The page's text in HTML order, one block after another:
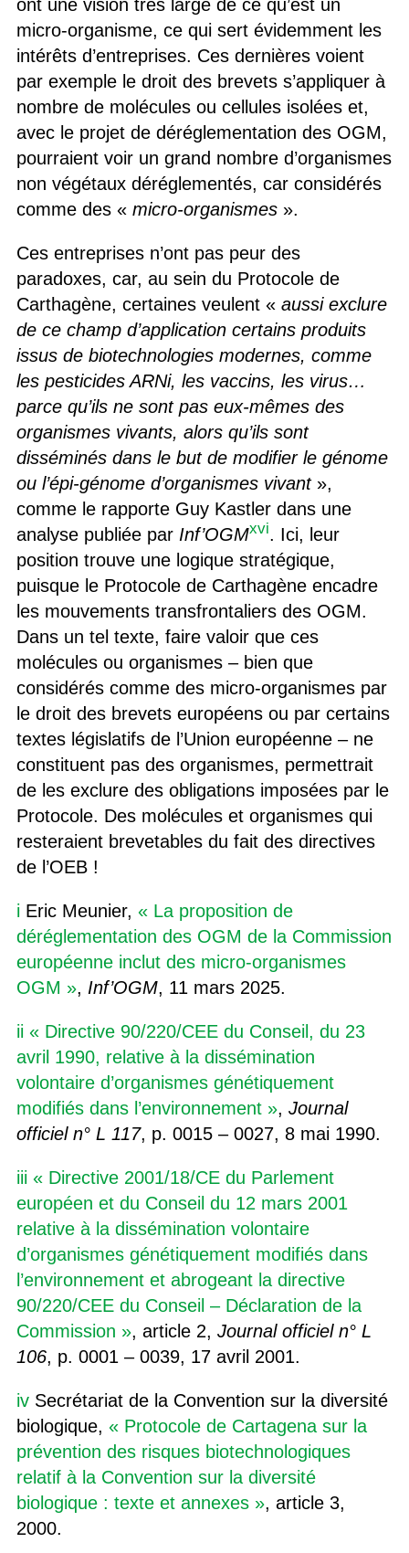
ont une vision très large de ce qu’est un
micro-organisme, ce qui sert évidemment les
intérêts d’entreprises. Ces dernières voient
par exemple le droit des brevets s’appliquer à
nombre de molécules ou cellules isolées et,
avec le projet de déréglementation des OGM,
pourraient voir un grand nombre d’organismes
non végétaux déréglementés, car considérés
comme des « micro-organismes».
Ces entreprises n’ont pas peur des
paradoxes, car, au sein du Protocole de
Carthagène, certaines veulent « aussi exclure
de ce champ d’application certains produits
issus de biotechnologies modernes, comme
les pesticides ARNi, les vaccins, les virus…
parce qu’ils ne sont pas eux-mêmes des
organismes vivants, alors qu’ils sont
disséminés dans le but de modifier le génome
ou l’épi-génome d’organismes vivant»,
comme le rapporte Guy Kastler dans une
analyse publiée par Inf’OGMxvi. Ici, leur
position trouve une logique stratégique,
puisque le Protocole de Carthagène encadre
les mouvements transfrontaliers des OGM.
Dans un tel texte, faire valoir que ces
molécules ou organismes – bien que
considérés comme des micro-organismes par
le droit des brevets européens ou par certains
textes législatifs de l’Union européenne – ne
constituent pas des organismes, permettrait
de les exclure des obligations imposées par le
Protocole. Des molécules et organismes qui
resteraient brevetables du fait des directives
de l’OEB !
iEric Meunier, « La proposition de
déréglementation des OGM de la Commission
européenne inclut des micro-organismes
OGM », Inf’OGM, 11 mars 2025.
ii « Directive 90/220/CEE du Conseil, du 23
avril 1990, relative à la dissémination
volontaire d’organismes génétiquement
modifiés dans l’environnement », Journal
officiel n° L 117, p. 0015 – 0027, 8 mai 1990.
iii « Directive 2001/18/CE du Parlement
européen et du Conseil du 12 mars 2001
relative à la dissémination volontaire
d’organismes génétiquement modifiés dans
l’environnement et abrogeant la directive
90/220/CEE du Conseil – Déclaration de la
Commission », article 2, Journal officiel n° L
106, p. 0001 – 0039, 17 avril 2001.
ivSecrétariat de la Convention sur la diversité
biologique, « Protocole de Cartagena sur la
prévention des risques biotechnologiques
relatif à la Convention sur la diversité
biologique : texte et annexes », article 3,
2000.